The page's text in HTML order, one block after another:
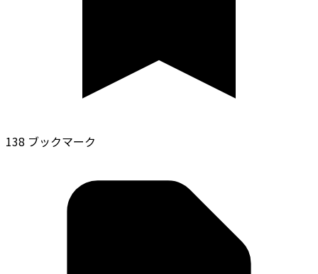
138 ブックマーク